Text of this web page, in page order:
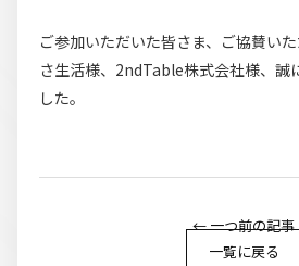
ご参加いただいた皆さま、ご協賛い
さ生活様、2ndTable株式会社様、誠
した。
← 一つ前の記事
一覧に戻る